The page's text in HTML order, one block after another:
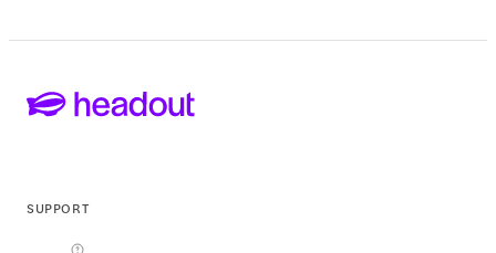
SUPPORT